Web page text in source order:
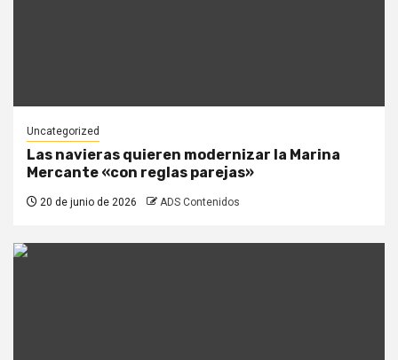
Uncategorized
Las navieras quieren modernizar la Marina
Mercante «con reglas parejas»
20 de junio de 2026 ADS Contenidos